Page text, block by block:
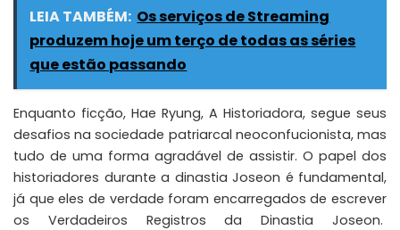
LEIA TAMBÉM: Os serviços de Streaming
produzem hoje um terço de todas as séries
que estão passando
Enquanto ficção, Hae Ryung, A Historiadora, segue seus
desafios na sociedade patriarcal neoconfucionista, mas
tudo de uma forma agradável de assistir. O papel dos
historiadores durante a dinastia Joseon é fundamental,
já que eles de verdade foram encarregados de escrever
os Verdadeiros Registros da Dinastia Joseon.